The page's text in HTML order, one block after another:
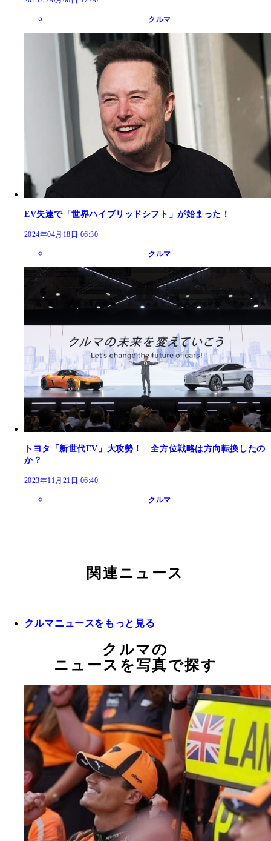
クルマ
EV失速で「世界ハイブリッドシフト」が始まった！
2024年04月18日 06:30
クルマ
トヨタ「新世代EV」大攻勢！ 全方位戦略は方向転換したの
か？
2023年11月21日 06:40
クルマ
関連ニュース
クルマニュースをもっと見る
クルマの
ニュースを写真で探す